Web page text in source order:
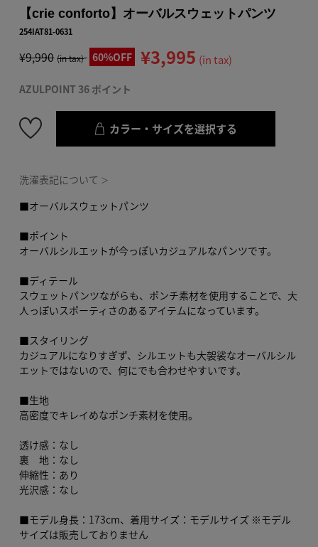
【crie conforto】オーバルスウェットパンツ
254IAT81-0631
¥9,990 (in tax) 60%OFF ¥3,995 (in tax)
AZULPOINT 36 ポイント
カラー・サイズを選択する
洗濯表記について ＞
■オーバルスウェットパンツ
■ポイント
オーバルシルエットが今っぽいカジュアルなパンツです。
■ディテール
スウェットパンツながらも、ポンチ素材を使用することで、大
人っぽいスポーティさのあるアイテムになっています。
■スタイリング
カジュアルになりすぎず、シルエットも大袈裟なオーバルシル
エットではないので、何にでも合わせやすいです。
■生地
高密度でキレイめなポンチ素材を使用。
透け感：なし
裏 地：なし
伸縮性：あり
光沢感：なし
■モデル身長：173cm、着用サイズ：モデルサイズ ※モデル
サイズは販売しておりません